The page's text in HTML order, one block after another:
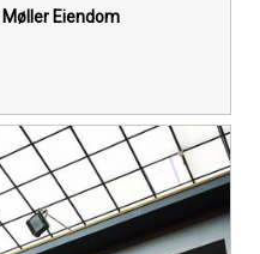
Møller Eiendom